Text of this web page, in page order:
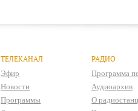
ТЕЛЕКАНАЛ
Эфир
Новости
Программы
РАДИО
Программа
Аудиоархив
О